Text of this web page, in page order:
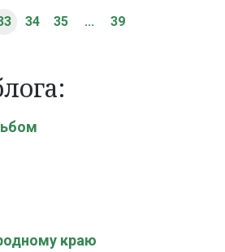
34 35 ... 39
краю